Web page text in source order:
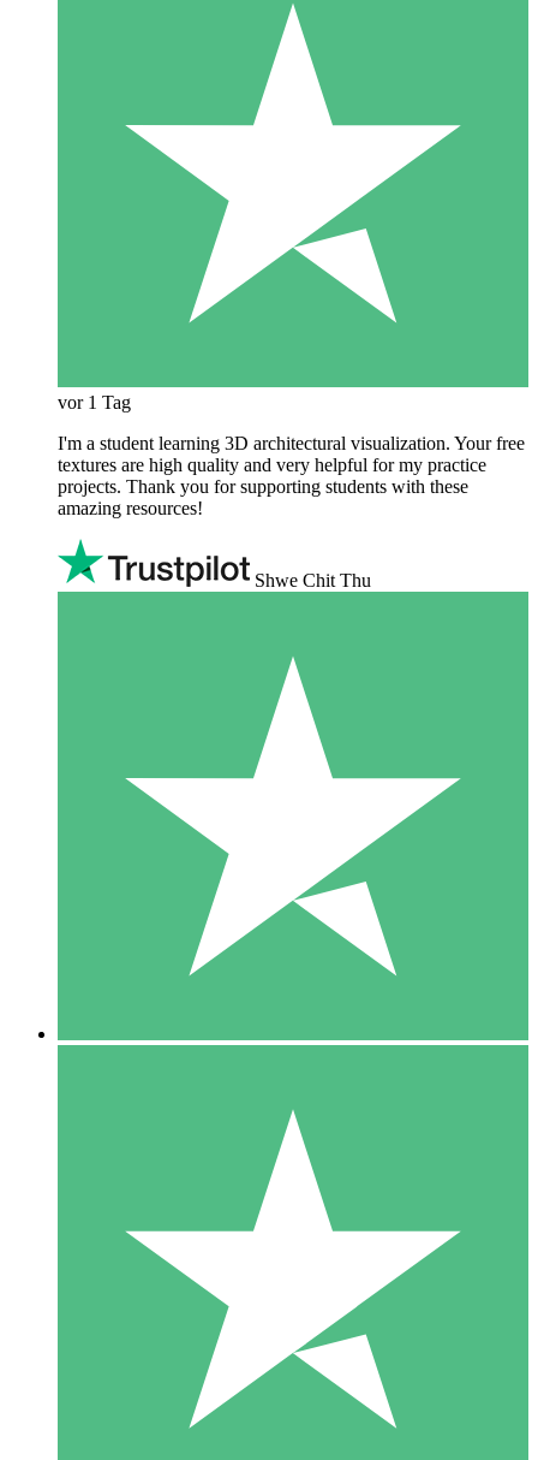
vor 1 Tag
I'm a student learning 3D architectural visualization. Your free
textures are high quality and very helpful for my practice
projects. Thank you for supporting students with these
amazing resources!
Shwe Chit Thu